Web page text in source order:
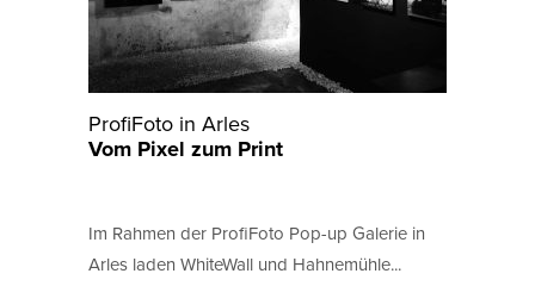
ProfiFoto in Arles
Vom Pixel zum Print
Im Rahmen der ProfiFoto Pop-up Galerie in
Arles laden WhiteWall und Hahnemühle...